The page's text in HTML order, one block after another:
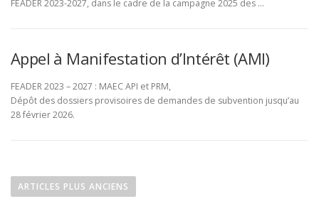
FEADER 2023-2027, dans le cadre de la campagne 2025 des …
Appel à Manifestation d’Intérêt (AMI)
FEADER 2023 – 2027 : MAEC API et PRM,
Dépôt des dossiers provisoires de demandes de subvention jusqu’au
28 février 2026.
aARTICLES PLUS ANCIENS